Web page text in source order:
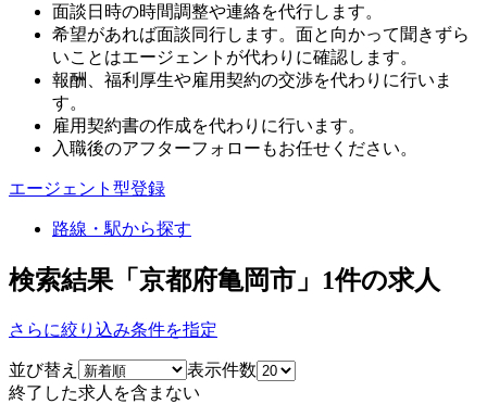
面談日時の時間調整や連絡を代行します。
希望があれば面談同行します。面と向かって聞きずら
いことはエージェントが代わりに確認します。
報酬、福利厚生や雇用契約の交渉を代わりに行いま
す。
雇用契約書の作成を代わりに行います。
入職後のアフターフォローもお任せください。
エージェント型登録
路線・駅から探す
検索結果「京都府亀岡市」 1件の求人
さらに絞り込み条件を指定
並び替え
表示件数
終了した求人を含まない